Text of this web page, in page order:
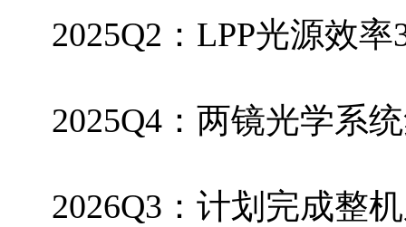
2025Q2：LPP光源效
2025Q4：两镜光学系
2026Q3：计划完成整